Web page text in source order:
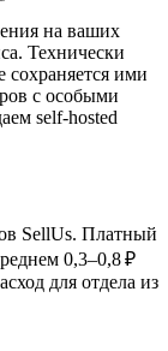
на ваших
Технически
сохраняется ими
с особыми
self-hosted
SellUs. Платный
0,3–0,8 ₽
для отдела из